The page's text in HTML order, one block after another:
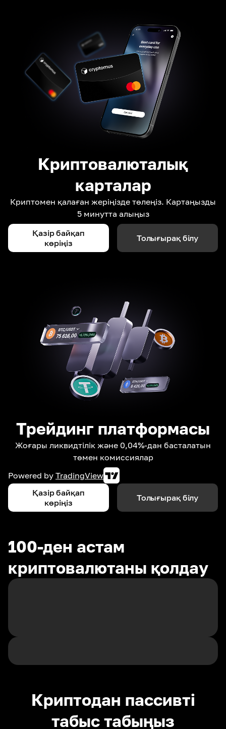
Криптовалюталық
карталар
Криптомен қалаған жеріңізде төлеңіз. Картаңызды
5 минутта алыңыз
Қазір байқап
көріңіз
Толығырақ білу
Трейдинг платформасы
Жоғары ликвидтілік және 0,04%-дан басталатын
төмен комиссиялар
Powered by TradingView
Қазір байқап
көріңіз
Толығырақ білу
100-ден астам
криптовалютаны қолдау
Криптодан пассивті
табыс табыңыз